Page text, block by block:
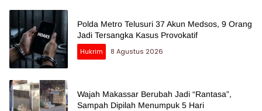
Polda Metro Telusuri 37 Akun Medsos, 9 Orang
Jadi Tersangka Kasus Provokatif
Hukrim
8 Agustus 2026
Wajah Makassar Berubah Jadi “Rantasa”,
Sampah Dipilah Menumpuk 5 Hari